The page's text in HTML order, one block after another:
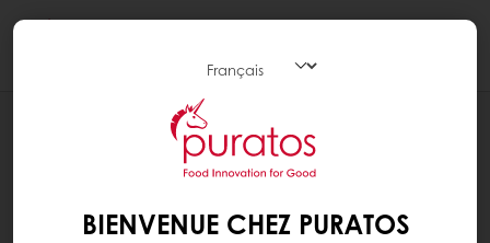
RECETTES
PISTOLETS GRIS
BIENVENUE CHEZ PURATOS